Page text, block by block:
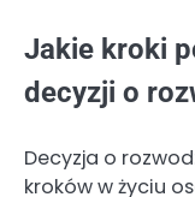
Jakie kroki
decyzji o
Decyzja o
kroków w życiu